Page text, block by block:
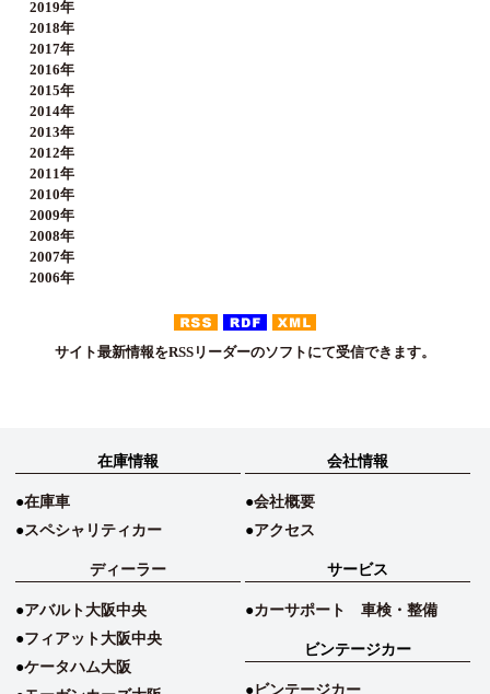
2019年
2018年
2017年
2016年
2015年
2014年
2013年
2012年
2011年
2010年
2009年
2008年
2007年
2006年
サイト最新情報をRSSリーダーのソフトにて受信できます。
在庫情報
在庫車
スペシャリティカー
会社情報
会社概要
アクセス
ディーラー
アバルト大阪中央
フィアット大阪中央
ケータハム大阪
サービス
カーサポート 車検・整備
ビンテージカー
ビンテージカー